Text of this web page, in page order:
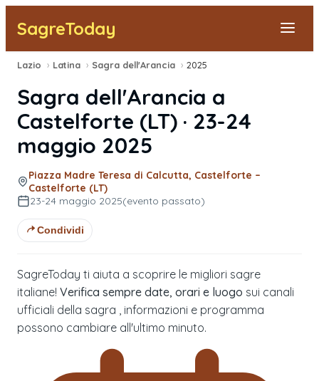
SagreToday
Segnala una sagra
Tutte le Sagre
Vicino a Me
Lazio › Latina › Sagra dell'Arancia › 2025
Sagra dell'Arancia a
Castelforte (LT) · 23-24
maggio 2025
Piazza Madre Teresa di Calcutta, Castelforte –
Castelforte (LT)
23-24 maggio 2025(evento passato)
Condividi
SagreToday ti aiuta a scoprire le migliori sagre
italiane! Verifica sempre date, orari e luogo sui canali
ufficiali della sagra , informazioni e programma
possono cambiare all'ultimo minuto.